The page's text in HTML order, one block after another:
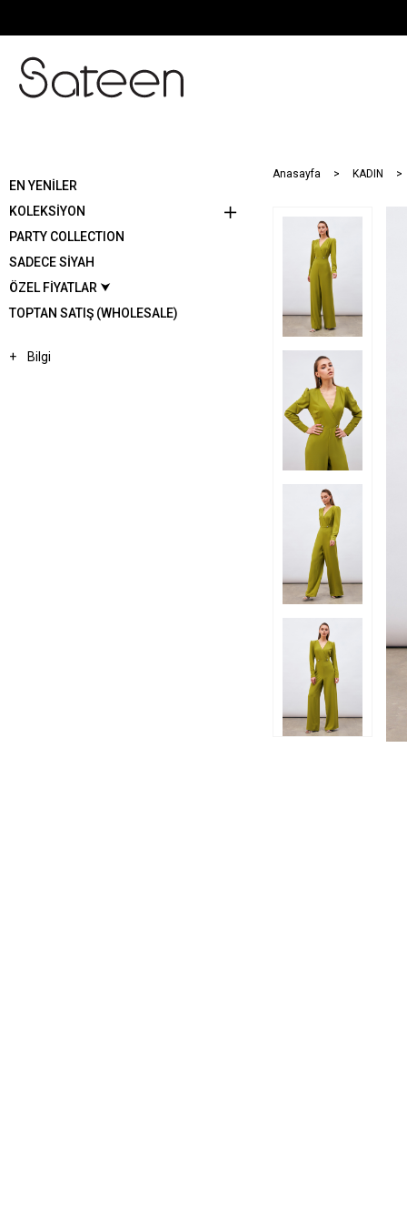
EN YENİLER
KOLEKSİYON
PARTY COLLECTION
SADECE SİYAH
ÖZEL FİYATLAR ⮟
TOPTAN SATIŞ (WHOLESALE)
Bilgi
Anasayfa KADIN